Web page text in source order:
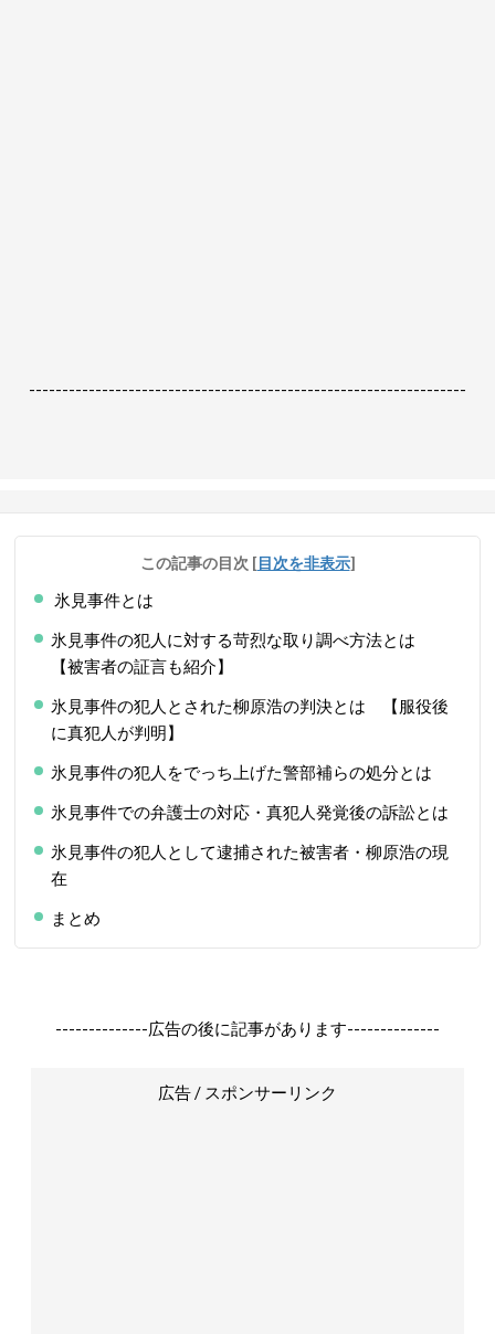
------------------------------------------------------------------
この記事の目次 [目次を非表示]
氷見事件とは
氷見事件の犯人に対する苛烈な取り調べ方法とは
【被害者の証言も紹介】
氷見事件の犯人とされた柳原浩の判決とは 【服役後
に真犯人が判明】
氷見事件の犯人をでっち上げた警部補らの処分とは
氷見事件での弁護士の対応・真犯人発覚後の訴訟とは
氷見事件の犯人として逮捕された被害者・柳原浩の現
在
まとめ
--------------広告の後に記事があります--------------
広告 / スポンサーリンク